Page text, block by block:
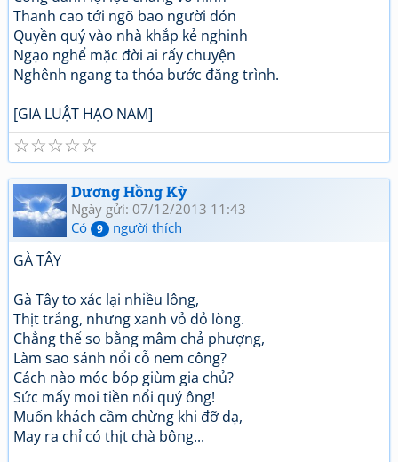
Thanh cao tới ngõ bao người đón
Quyền quý vào nhà khắp kẻ nghinh
Ngạo nghể mặc đời ai rấy chuyện
Nghênh ngang ta thỏa bước đăng trình.
[GIA LUẬT HẠO NAM]
☆
☆
☆
☆
☆
Dương Hồng Kỳ
Ngày gửi: 07/12/2013 11:43
Có
9 người thích
GÀ TÂY
Gà Tây to xác lại nhiều lông,
Thịt trắng, nhưng xanh vỏ đỏ lòng.
Chẳng thể so bằng mâm chả phượng,
Làm sao sánh nổi cỗ nem công?
Cách nào móc bóp giùm gia chủ?
Sức mấy moi tiền nổi quý ông!
Muốn khách cầm chừng khi đỡ dạ,
May ra chỉ có thịt chà bông...